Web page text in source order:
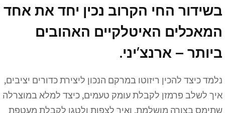
בשידור החי הקרוב נכין יחד את אחד
המאכלים האיטלקיים האהובים
ביותר – ארנצ’יני.
נלמד כיצד להכין ריזוטו במרקם הנכון ליצירת כדורים יציבים,
איך לשלב פרמזן לקבלת עומק טעמים, כיצד למלא במוצרלה
שתימס בצורה מושלמת, ואיך לצפות ולטגן לקבלת מעטפת